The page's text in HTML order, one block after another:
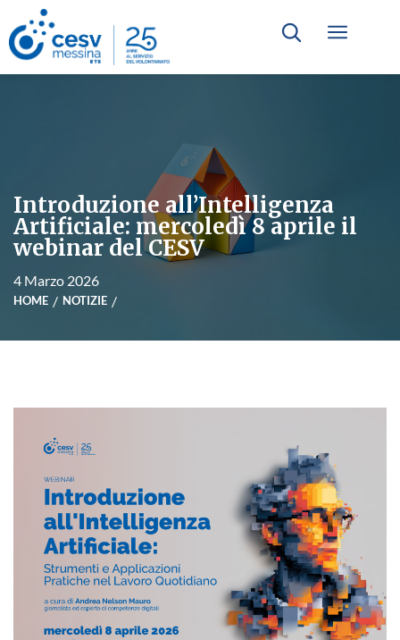
Introduzione all’Intelligenza
Artificiale: mercoledì 8 aprile il
webinar del CESV
4 Marzo 2026
HOME NOTIZIE